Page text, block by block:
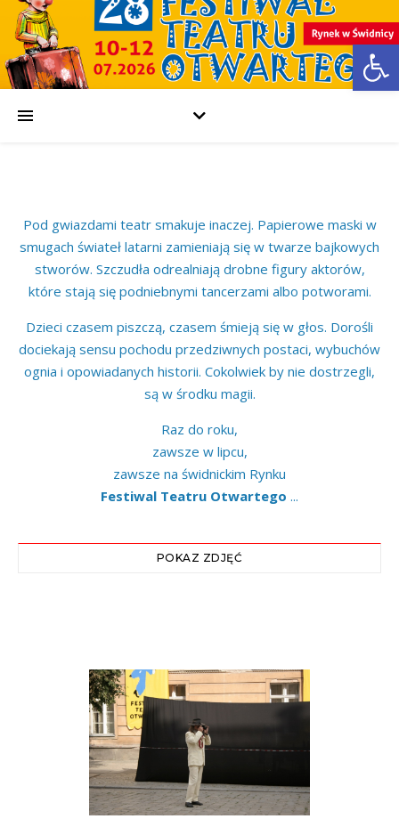
Pod gwiazdami teatr smakuje inaczej. Papierowe maski w
smugach świateł latarni zamieniają się w twarze bajkowych
stworów. Szczudła odrealniają drobne figury aktorów,
które stają się podniebnymi tancerzami albo potworami.
Dzieci czasem piszczą, czasem śmieją się w głos. Dorośli
dociekają sensu pochodu przedziwnych postaci, wybuchów
ognia i opowiadanych historii. Cokolwiek by nie dostrzegli,
są w środku magii.
Raz do roku,
zawsze w lipcu,
zawsze na świdnickim Rynku
Festiwal Teatru Otwartego ...
POKAZ ZDJĘĆ